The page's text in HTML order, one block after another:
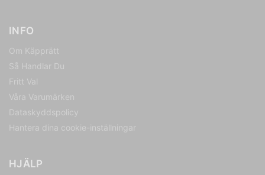
INFO
Om Käpprätt
Så Handlar Du
Fritt Val
Våra Varumärken
Dataskyddspolicy
Hantera dina cookie-inställningar
HJÄLP